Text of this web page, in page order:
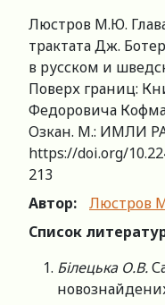
Люстров М.Ю.
трактата Дж.
в русском и
Поверх границ:
Федоровича
Озкан. М.: ИМЛИ
https://doi.org/
213
Автор:
Люстров
Список
Білецька О.В.